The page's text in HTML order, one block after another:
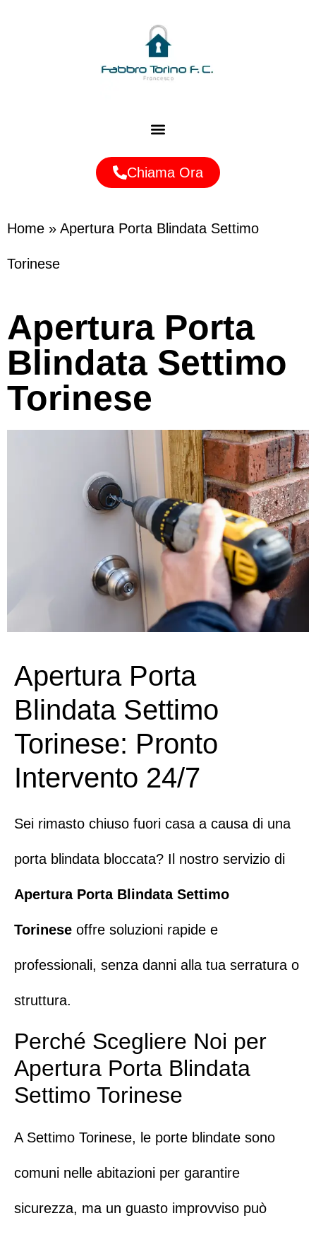
Chiama Ora
Home » Apertura Porta Blindata Settimo
Torinese
Apertura Porta
Blindata Settimo
Torinese
Apertura Porta
Blindata Settimo
Torinese: Pronto
Intervento 24/7
Sei rimasto chiuso fuori casa a causa di una
porta blindata bloccata? Il nostro servizio di
Apertura Porta Blindata Settimo
Torinese offre soluzioni rapide e
professionali, senza danni alla tua serratura o
struttura.
Perché Scegliere Noi per
Apertura Porta Blindata
Settimo Torinese
A Settimo Torinese, le porte blindate sono
comuni nelle abitazioni per garantire
sicurezza, ma un guasto improvviso può